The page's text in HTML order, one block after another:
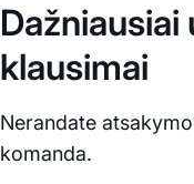
klausimai
Nerandate
komanda.